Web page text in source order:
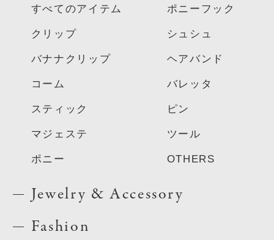
すべてのアイテム
クリップ
バナナクリップ
コーム
スティック
マジェステ
ポニー
ポニーフック
シュシュ
ヘアバンド
バレッタ
ピン
ツール
OTHERS
Jewelry & Accessory
Fashion